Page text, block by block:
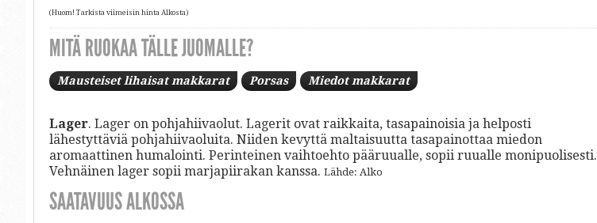
(Huom! Tarkista viimeisin hinta Alkosta)
MITÄ RUOKAA TÄLLE JUOMALLE?
Mausteiset lihaisat makkarat Porsas Miedot makkarat
Lager. Lager on pohjahiivaolut. Lagerit ovat raikkaita, tasapainoisia ja helposti
lähestyttäviä pohjahiivaoluita. Niiden kevyttä maltaisuutta tasapainottaa miedon
aromaattinen humalointi. Perinteinen vaihtoehto pääruualle, sopii ruualle monipuolisesti.
Vehnäinen lager sopii marjapiirakan kanssa. Lähde: Alko
SAATAVUUS ALKOSSA